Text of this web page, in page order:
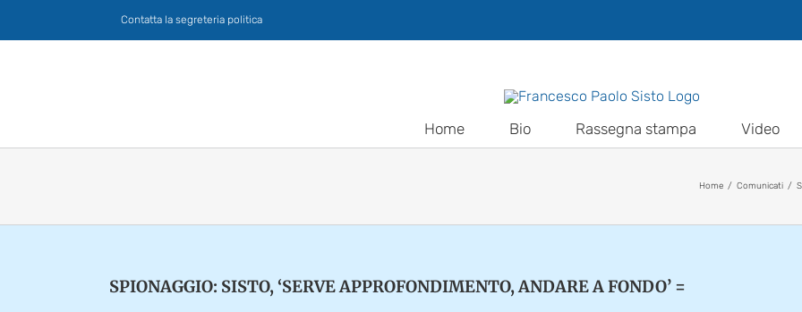
Contatta la segreteria politica
Home Bio Rassegna stampa Video
Home Comunicati
SPIONAGGIO: SISTO, ‘SERVE APPROFONDIMENTO, ANDARE A FONDO’ =